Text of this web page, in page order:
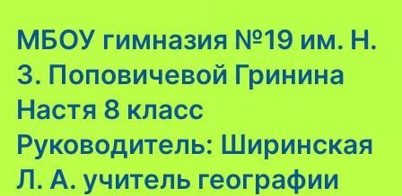
МБОУ гимназия №19 им. Н.
З. Поповичевой Гринина
Настя 8 класс
Руководитель: Ширинская
Л. А. учитель географии